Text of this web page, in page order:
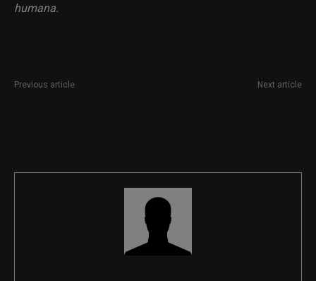
humana.
Previous article Next article